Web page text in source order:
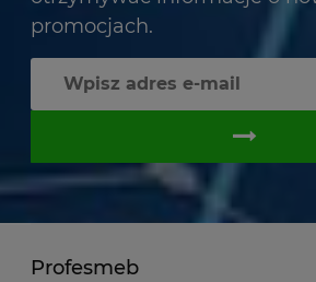
promocjach.
Profesmeb